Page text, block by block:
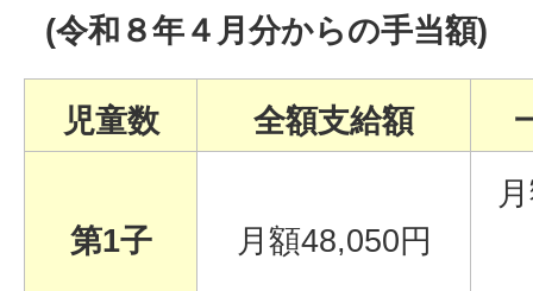
(令和８年４月分からの手当額)
児童数 全額支給額
第1子 月額48,050円